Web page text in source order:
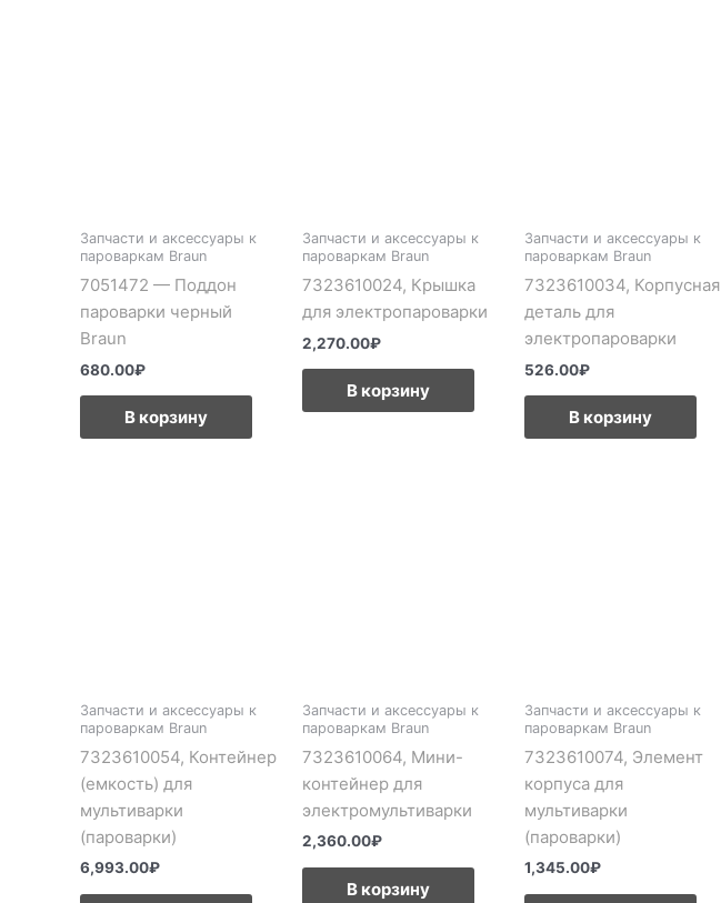
Запчасти и аксессуары к
пароваркам Braun
7051472 — Поддон
пароварки черный
Braun
680.00₽
В корзину
Запчасти и аксессуары к
пароваркам Braun
7323610024, Крышка
для электропароварки
2,270.00₽
В корзину
Запчасти и аксессуары к
пароваркам Braun
7323610034, Корпусная
деталь для
электропароварки
526.00₽
В корзину
Запчасти и аксессуары к
пароваркам Braun
7323610054, Контейнер
(емкость) для
мультиварки
(пароварки)
6,993.00₽
Запчасти и аксессуары к
пароваркам Braun
7323610064, Мини-
контейнер для
электромультиварки
2,360.00₽
В корзину
Запчасти и аксессуары к
пароваркам Braun
7323610074, Элемент
корпуса для
мультиварки
(пароварки)
1,345.00₽